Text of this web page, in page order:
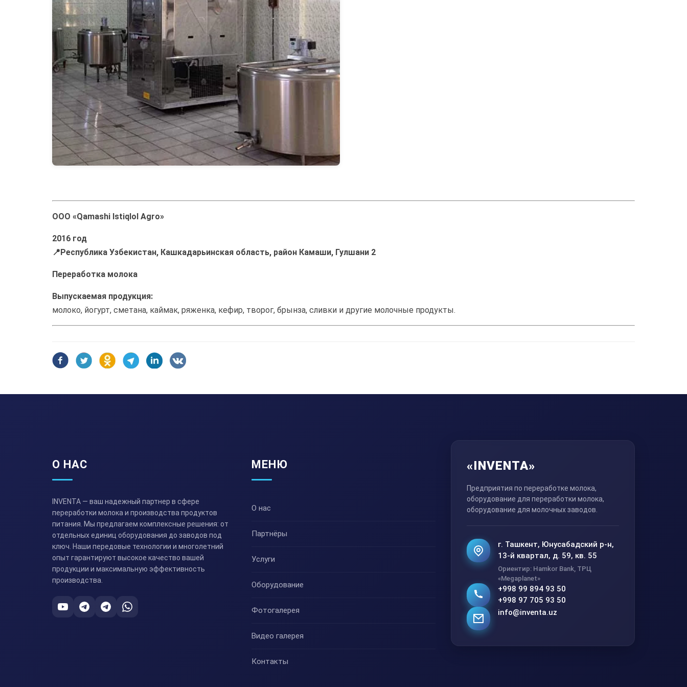
ООО «Qamashi Istiqlol Agro»
2016 год
📍Республика Узбекистан, Кашкадарьинская область, район Камаши, Гулшани 2
Переработка молока
Выпускаемая продукция:
молоко, йогурт, сметана, каймак, ряженка, кефир, творог, брынза, сливки и другие молочные продукты.
О НАС
INVENTA — ваш надежный партнер в сфере
переработки молока и производства продуктов
питания. Мы предлагаем комплексные решения: от
отдельных единиц оборудования до заводов под
ключ. Наши передовые технологии и многолетний
опыт гарантируют высокое качество вашей
продукции и максимальную эффективность
производства.
МЕНЮ
О нас
Партнёры
Услуги
Оборудование
Фотогалерея
Видео галерея
Контакты
«INVENTA»
Предприятия по переработке молока,
оборудование для переработки молока,
оборудование для молочных заводов.
г. Ташкент, Юнусабадский р-н,
13-й квартал, д. 59, кв. 55
Ориентир: Hamkor Bank, ТРЦ
«Megaplanet»
+998 99 894 93 50
+998 97 705 93 50
info@inventa.uz